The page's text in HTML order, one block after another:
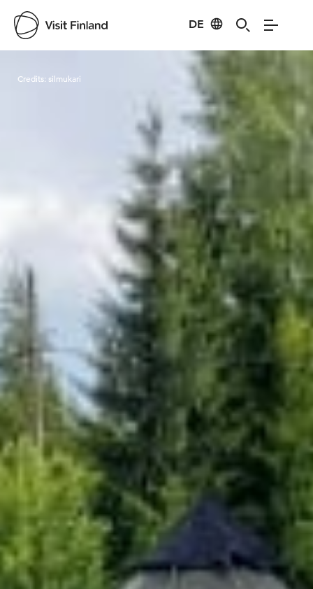
DE
Visit Finland
Credits: silmukari